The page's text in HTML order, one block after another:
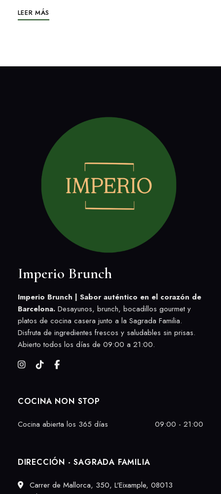
LEER MÁS
Imperio Brunch
Imperio Brunch | Sabor auténtico en el corazón de
Barcelona.Desayunos, brunch, bocadillos gourmet y
platos de cocina casera junto a la Sagrada Familia.
Disfruta de ingredientes frescos y saludables sin prisas.
Abierto todos los días de 09:00 a 21:00.
COCINA NON STOP
Cocina abierta los 365 días 09:00 - 21:00
DIRECCIÓN - SAGRADA FAMILIA
Carrer de Mallorca, 350, L'Eixample, 08013